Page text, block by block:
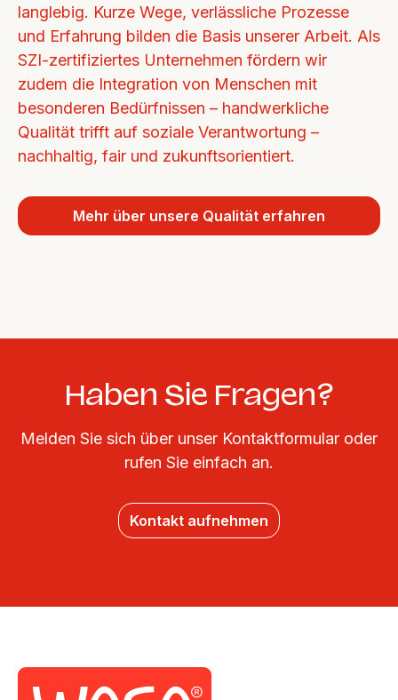
langlebig. Kurze Wege, verlässliche Prozesse
und Erfahrung bilden die Basis unserer Arbeit. Als
SZI-zertifiziertes Unternehmen fördern wir
zudem die Integration von Menschen mit
besonderen Bedürfnissen – handwerkliche
Qualität trifft auf soziale Verantwortung –
nachhaltig, fair und zukunftsorientiert.
Mehr über unsere Qualität erfahren
Haben Sie Fragen?
Melden Sie sich über unser Kontaktformular oder
rufen Sie einfach an.
Kontakt aufnehmen